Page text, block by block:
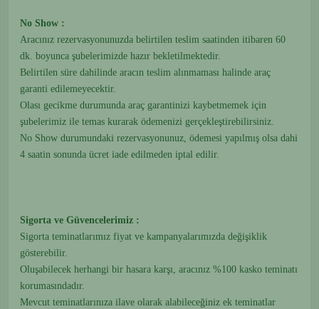
No Show :
Aracınız rezervasyonunuzda belirtilen teslim saatinden itibaren 60
dk. boyunca şubelerimizde hazır bekletilmektedir.
Belirtilen süre dahilinde aracın teslim alınmaması halinde araç
garanti edilemeyecektir.
Olası gecikme durumunda araç garantinizi kaybetmemek için
şubelerimiz ile temas kurarak ödemenizi gerçekleştirebilirsiniz.
No Show durumundaki rezervasyonunuz, ödemesi yapılmış olsa dahi
4 saatin sonunda ücret iade edilmeden iptal edilir.
Sigorta ve Güvencelerimiz :
Sigorta teminatlarımız fiyat ve kampanyalarımızda değişiklik
gösterebilir.
Oluşabilecek herhangi bir hasara karşı, aracınız %100 kasko teminatı
korumasındadır.
Mevcut teminatlarınıza ilave olarak alabileceğiniz ek teminatlar